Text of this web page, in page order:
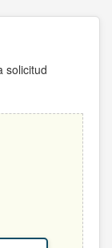
solicitud